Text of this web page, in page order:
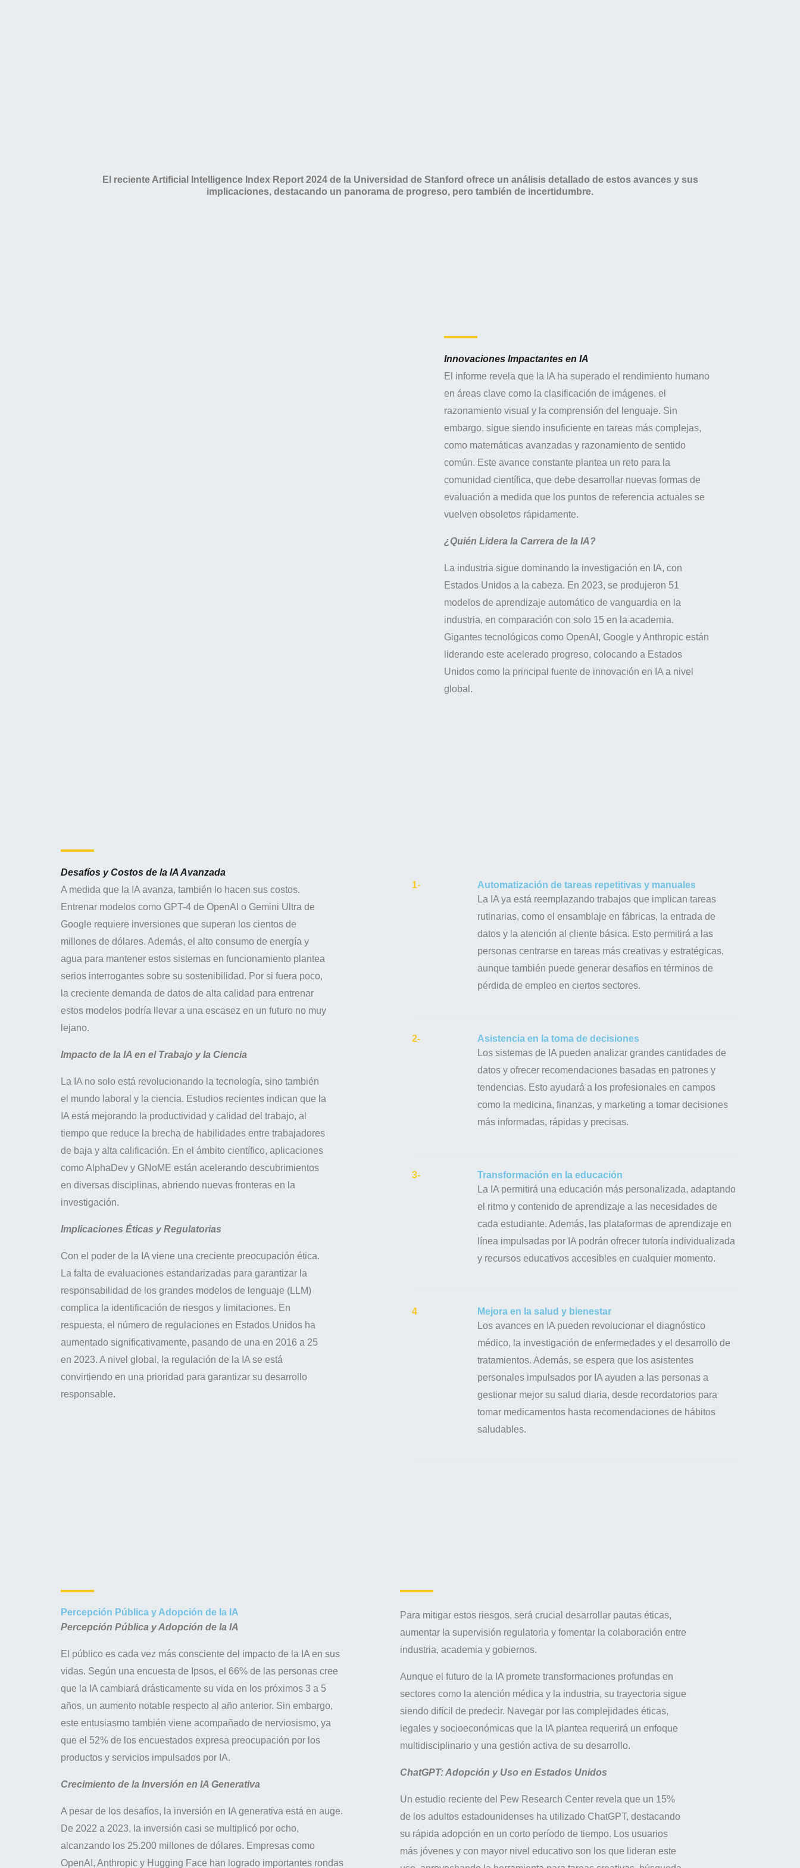
El reciente Artificial Intelligence Index Report 2024 de la Universidad de Stanford ofrece un análisis detallado de estos avances y sus
implicaciones, destacando un panorama de progreso, pero también de incertidumbre.
Innovaciones Impactantes en IA
El informe revela que la IA ha superado el rendimiento humano
en áreas clave como la clasificación de imágenes, el
razonamiento visual y la comprensión del lenguaje. Sin
embargo, sigue siendo insuficiente en tareas más complejas,
como matemáticas avanzadas y razonamiento de sentido
común. Este avance constante plantea un reto para la
comunidad científica, que debe desarrollar nuevas formas de
evaluación a medida que los puntos de referencia actuales se
vuelven obsoletos rápidamente.
¿Quién Lidera la Carrera de la IA?
La industria sigue dominando la investigación en IA, con
Estados Unidos a la cabeza. En 2023, se produjeron 51
modelos de aprendizaje automático de vanguardia en la
industria, en comparación con solo 15 en la academia.
Gigantes tecnológicos como OpenAI, Google y Anthropic están
liderando este acelerado progreso, colocando a Estados
Unidos como la principal fuente de innovación en IA a nivel
global.
Desafíos y Costos de la IA Avanzada
A medida que la IA avanza, también lo hacen sus costos.
Entrenar modelos como GPT-4 de OpenAI o Gemini Ultra de
Google requiere inversiones que superan los cientos de
millones de dólares. Además, el alto consumo de energía y
agua para mantener estos sistemas en funcionamiento plantea
serios interrogantes sobre su sostenibilidad. Por si fuera poco,
la creciente demanda de datos de alta calidad para entrenar
estos modelos podría llevar a una escasez en un futuro no muy
lejano.
Impacto de la IA en el Trabajo y la Ciencia
La IA no solo está revolucionando la tecnología, sino también
el mundo laboral y la ciencia. Estudios recientes indican que la
IA está mejorando la productividad y calidad del trabajo, al
tiempo que reduce la brecha de habilidades entre trabajadores
de baja y alta calificación. En el ámbito científico, aplicaciones
como AlphaDev y GNoME están acelerando descubrimientos
en diversas disciplinas, abriendo nuevas fronteras en la
investigación.
Implicaciones Éticas y Regulatorias
Con el poder de la IA viene una creciente preocupación ética.
La falta de evaluaciones estandarizadas para garantizar la
responsabilidad de los grandes modelos de lenguaje (LLM)
complica la identificación de riesgos y limitaciones. En
respuesta, el número de regulaciones en Estados Unidos ha
aumentado significativamente, pasando de una en 2016 a 25
en 2023. A nivel global, la regulación de la IA se está
convirtiendo en una prioridad para garantizar su desarrollo
responsable.
1-
Automatización de tareas repetitivas y manuales
La IA ya está reemplazando trabajos que implican tareas
rutinarias, como el ensamblaje en fábricas, la entrada de
datos y la atención al cliente básica. Esto permitirá a las
personas centrarse en tareas más creativas y estratégicas,
aunque también puede generar desafíos en términos de
pérdida de empleo en ciertos sectores.
2-
Asistencia en la toma de decisiones
Los sistemas de IA pueden analizar grandes cantidades de
datos y ofrecer recomendaciones basadas en patrones y
tendencias. Esto ayudará a los profesionales en campos
como la medicina, finanzas, y marketing a tomar decisiones
más informadas, rápidas y precisas.
3-
Transformación en la educación
La IA permitirá una educación más personalizada, adaptando
el ritmo y contenido de aprendizaje a las necesidades de
cada estudiante. Además, las plataformas de aprendizaje en
línea impulsadas por IA podrán ofrecer tutoría individualizada
y recursos educativos accesibles en cualquier momento.
4
Mejora en la salud y bienestar
Los avances en IA pueden revolucionar el diagnóstico
médico, la investigación de enfermedades y el desarrollo de
tratamientos. Además, se espera que los asistentes
personales impulsados por IA ayuden a las personas a
gestionar mejor su salud diaria, desde recordatorios para
tomar medicamentos hasta recomendaciones de hábitos
saludables.
Percepción Pública y Adopción de la IA
Percepción Pública y Adopción de la IA
El público es cada vez más consciente del impacto de la IA en sus
vidas. Según una encuesta de Ipsos, el 66% de las personas cree
que la IA cambiará drásticamente su vida en los próximos 3 a 5
años, un aumento notable respecto al año anterior. Sin embargo,
este entusiasmo también viene acompañado de nerviosismo, ya
que el 52% de los encuestados expresa preocupación por los
productos y servicios impulsados por IA.
Crecimiento de la Inversión en IA Generativa
A pesar de los desafíos, la inversión en IA generativa está en auge.
De 2022 a 2023, la inversión casi se multiplicó por ocho,
alcanzando los 25.200 millones de dólares. Empresas como
OpenAI, Anthropic y Hugging Face han logrado importantes rondas
Para mitigar estos riesgos, será crucial desarrollar pautas éticas,
aumentar la supervisión regulatoria y fomentar la colaboración entre
industria, academia y gobiernos.
Aunque el futuro de la IA promete transformaciones profundas en
sectores como la atención médica y la industria, su trayectoria sigue
siendo difícil de predecir. Navegar por las complejidades éticas,
legales y socioeconómicas que la IA plantea requerirá un enfoque
multidisciplinario y una gestión activa de su desarrollo.
ChatGPT: Adopción y Uso en Estados Unidos
Un estudio reciente del Pew Research Center revela que un 15%
de los adultos estadounidenses ha utilizado ChatGPT, destacando
su rápida adopción en un corto período de tiempo. Los usuarios
más jóvenes y con mayor nivel educativo son los que lideran este